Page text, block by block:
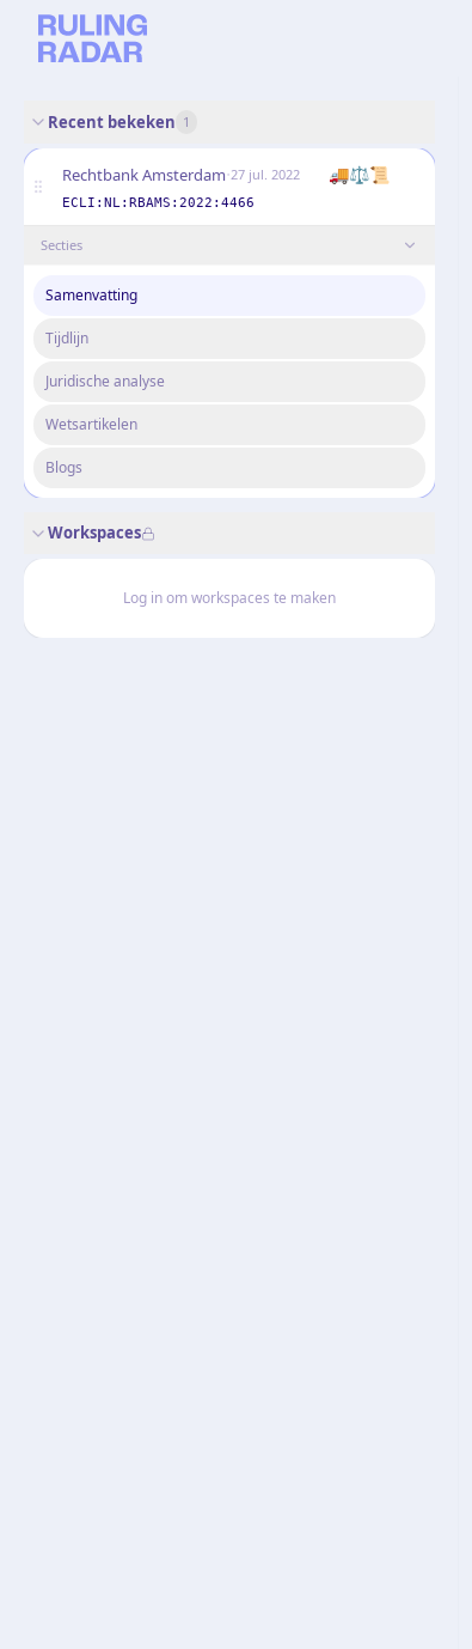
Recent bekeken 1
Rechtbank Amsterdam·27 jul. 2022 🚚⚖️📜
ECLI:NL:RBAMS:2022:4466
Secties
Samenvatting
Tijdlijn
Juridische analyse
Wetsartikelen
Blogs
Workspaces
Log in om workspaces te maken